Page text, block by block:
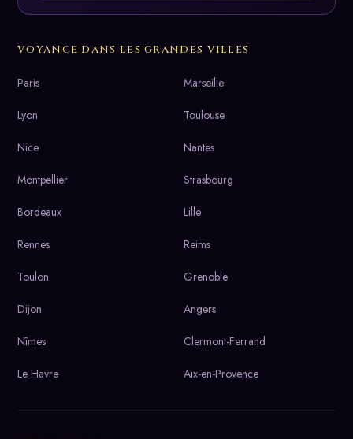
VOYANCE DANS LES GRANDES VILLES
Paris Marseille
Lyon Toulouse
Nice Nantes
Montpellier Strasbourg
Bordeaux Lille
Rennes Reims
Toulon Grenoble
Dijon Angers
Nîmes Clermont-Ferrand
Le Havre Aix-en-Provence